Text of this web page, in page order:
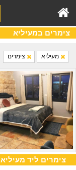
צימרים במעיליא
מעיליא צימרים
צימרים ליד מעיליא